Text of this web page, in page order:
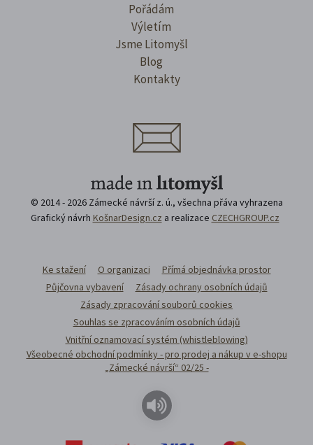
Pořádám
Výletím
Jsme Litomyšl
Blog
Kontakty
© 2014 - 2026 Zámecké návrší z. ú., všechna přáva vyhrazena
Grafický návrh KošnarDesign.cz a realizace CZECHGROUP.cz
Ke stažení O organizaci
Přímá objednávka prostor
Půjčovna vybavení
Zásady ochrany osobních údajů
Zásady zpracování souborů cookies
Souhlas se zpracováním osobních údajů
Vnitřní oznamovací systém (whistleblowing)
Všeobecné obchodní podmínky - pro prodej a nákup v e-shopu
„Zámecké návrší“ 02/25 -